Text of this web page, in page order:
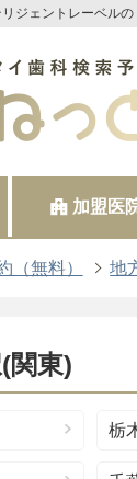
ジェントレーベルの
加盟医
（無料） 地
関東)
栃